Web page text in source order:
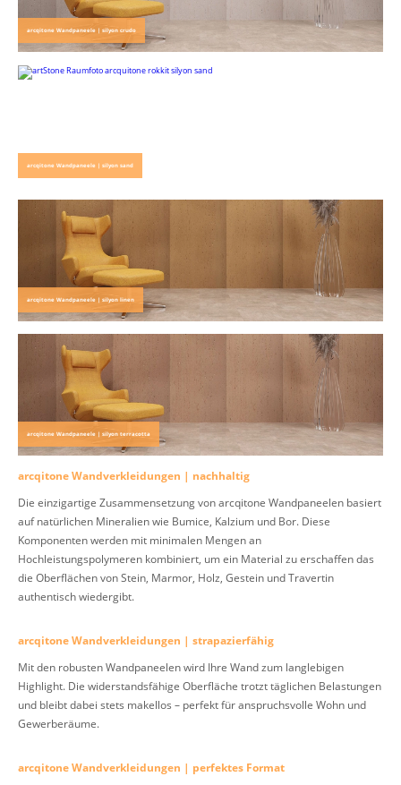
arcqitone Wandpaneele | silyon crudo
arcqitone Wandpaneele | silyon sand
arcqitone Wandpaneele | silyon linen
arcqitone Wandpaneele | silyon terracotta
arcqitone Wandverkleidungen | nachhaltig
Die einzigartige Zusammensetzung von arcqitone Wandpaneelen basiert
auf natürlichen Mineralien wie Bumice, Kalzium und Bor. Diese
Komponenten werden mit minimalen Mengen an
Hochleistungspolymeren kombiniert, um ein Material zu erschaffen das
die Oberflächen von Stein, Marmor, Holz, Gestein und Travertin
authentisch wiedergibt.
arcqitone Wandverkleidungen | strapazierfähig
Mit den robusten Wandpaneelen wird Ihre Wand zum langlebigen
Highlight. Die widerstandsfähige Oberfläche trotzt täglichen Belastungen
und bleibt dabei stets makellos – perfekt für anspruchsvolle Wohn und
Gewerberäume.
arcqitone Wandverkleidungen | perfektes Format